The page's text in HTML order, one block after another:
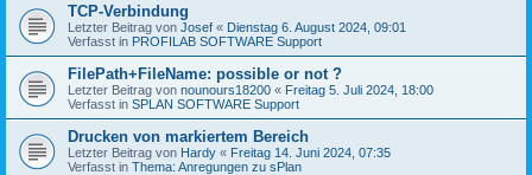
TCP-Verbindung
Letzter Beitrag von Josef « Dienstag 6. August 2024, 09:01
Verfasst in PROFILAB SOFTWARE Support
FilePath+FileName: possible or not ?
Letzter Beitrag von nounours18200 « Freitag 5. Juli 2024, 18:00
Verfasst in SPLAN SOFTWARE Support
Drucken von markiertem Bereich
Letzter Beitrag von Hardy « Freitag 14. Juni 2024, 07:35
Verfasst in Thema: Anregungen zu sPlan